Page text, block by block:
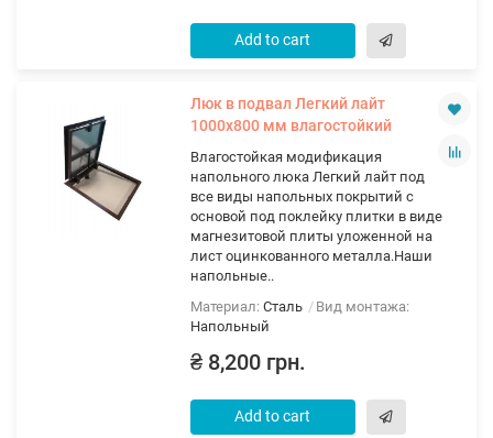
Add to cart
Люк в подвал Легкий лайт
1000х800 мм влагостойкий
Влагостойкая модификация
напольного люка Легкий лайт под
все виды напольных покрытий с
основой под поклейку плитки в виде
магнезитовой плиты уложенной на
лист оцинкованного металла.Наши
напольные..
Материал: Сталь
Вид монтажа:
Напольный
₴ 8,200 грн.
Add to cart